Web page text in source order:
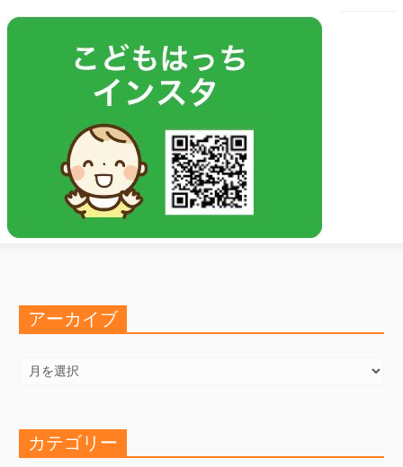
アーカイブ
カ
カテゴリー